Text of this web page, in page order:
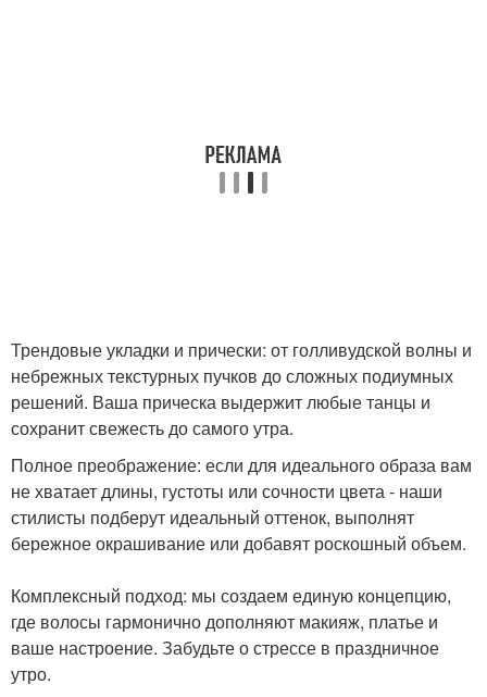
Трендовые укладки и прически: от голливудской волны и
небрежных текстурных пучков до сложных подиумных
решений. Ваша прическа выдержит любые танцы и
сохранит свежесть до самого утра.
Полное преображение: если для идеального образа вам
не хватает длины, густоты или сочности цвета - наши
стилисты подберут идеальный оттенок, выполнят
бережное окрашивание или добавят роскошный объем.
Комплексный подход: мы создаем единую концепцию,
где волосы гармонично дополняют макияж, платье и
ваше настроение. Забудьте о стрессе в праздничное
утро.